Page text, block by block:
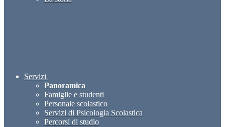
Servizi
Panoramica
Famiglie e studenti
Personale scolastico
Servizi di Psicologia Scolastica
Percorsi di studio